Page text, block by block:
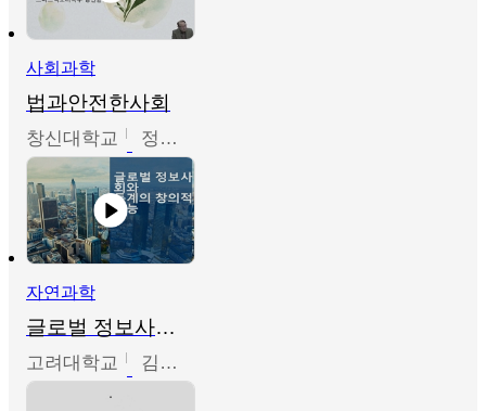
사회과학
법과안전한사회
창신대학교 정연균
자연과학
글로벌 정보사회와 통계의 창의적 기능
고려대학교 김희영